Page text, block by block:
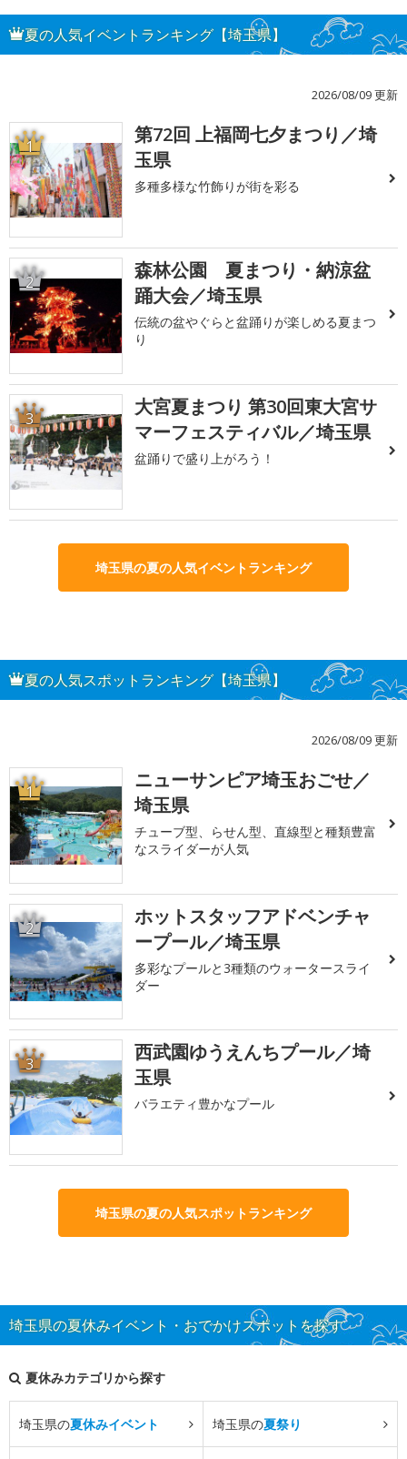
夏の人気イベントランキング【埼玉県】
2026/08/09 更新
1
第72回 上福岡七夕まつり／埼
玉県
多種多様な竹飾りが街を彩る
2
森林公園 夏まつり・納涼盆
踊大会／埼玉県
伝統の盆やぐらと盆踊りが楽しめる夏まつ
り
3
大宮夏まつり 第30回東大宮サ
マーフェスティバル／埼玉県
盆踊りで盛り上がろう！
埼玉県の夏の人気イベントランキング
夏の人気スポットランキング【埼玉県】
2026/08/09 更新
1
ニューサンピア埼玉おごせ／
埼玉県
チューブ型、らせん型、直線型と種類豊富
なスライダーが人気
2
ホットスタッフアドベンチャ
ープール／埼玉県
多彩なプールと3種類のウォータースライ
ダー
3
西武園ゆうえんちプール／埼
玉県
バラエティ豊かなプール
埼玉県の夏の人気スポットランキング
埼玉県の夏休みイベント・おでかけスポットを探す
夏休みカテゴリから探す
埼玉県の夏休みイベント 埼玉県の夏祭り